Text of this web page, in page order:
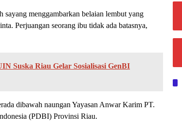
sayang menggambarkan belaian lembut yang
Perjuangan seorang ibu tidak ada batasnya,
Suska Riau Gelar Sosialisasi GenBI
dibawah naungan Yayasan Anwar Karim PT.
(PDBI) Provinsi Riau.